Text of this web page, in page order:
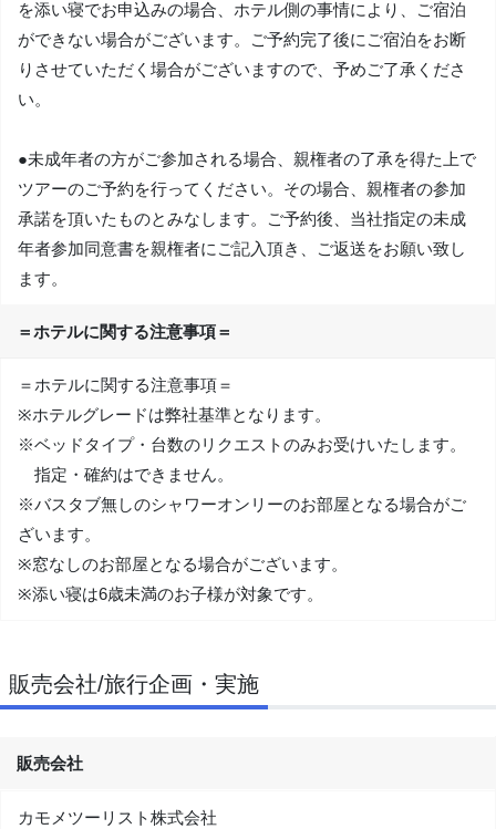
を添い寝でお申込みの場合、ホテル側の事情により、ご宿泊
ができない場合がございます。ご予約完了後にご宿泊をお断
りさせていただく場合がございますので、予めご了承くださ
い。
●未成年者の方がご参加される場合、親権者の了承を得た上で
ツアーのご予約を行ってください。その場合、親権者の参加
承諾を頂いたものとみなします。ご予約後、当社指定の未成
年者参加同意書を親権者にご記入頂き、ご返送をお願い致し
ます。
＝ホテルに関する注意事項＝
＝ホテルに関する注意事項＝
※ホテルグレードは弊社基準となります。
※ベッドタイプ・台数のリクエストのみお受けいたします。
指定・確約はできません。
※バスタブ無しのシャワーオンリーのお部屋となる場合がご
ざいます。
※窓なしのお部屋となる場合がございます。
※添い寝は6歳未満のお子様が対象です。
販売会社/旅行企画・実施
販売会社
カモメツーリスト株式会社